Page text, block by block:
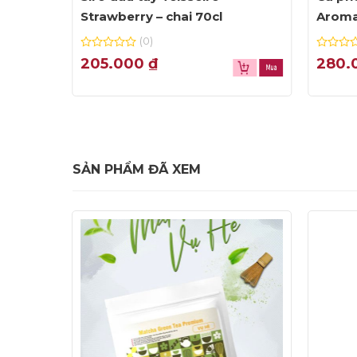
Strawberry – chai 70cl
0
out
5
(0)
205.000₫
0
out
5
SẢN PHẨM ĐÃ XEM